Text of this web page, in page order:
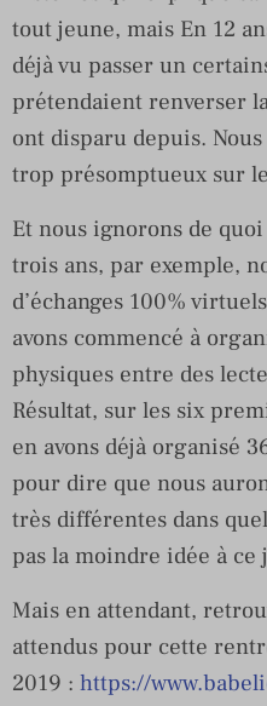
tout jeune, mais En 12
déjà vu passer un
prétendaient renverser
ont disparu depuis.
trop présomptueux sur
Et nous ignorons de
trois ans, par exemple,
d’échanges 100%
avons commencé à
physiques entre des
Résultat, sur les six
en avons déjà organisé
pour dire que nous
très différentes dans
pas la moindre idée à
Mais en attendant,
attendus pour cette
2019 : https://